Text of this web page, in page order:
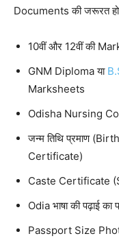
Documents की जरूरत
10वीं और 12वीं की
GNM Diploma या
Marksheets
Odisha Nursing
जन्म तिथि प्रमाण
Certificate)
Caste Certificate
Odia भाषा की पढ़ाई
Passport Size